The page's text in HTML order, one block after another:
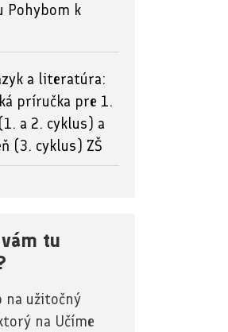
Pohybom k
a literatúra:
príručka pre 1.
a 2. cyklus) a
(3. cyklus) ZŠ
tu
na užitočný
na Učíme